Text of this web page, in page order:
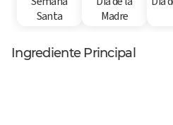
Santa
Madre
Ingrediente Principal